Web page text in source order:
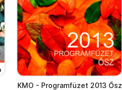
KMO - Programfüzet 2013 Ősz